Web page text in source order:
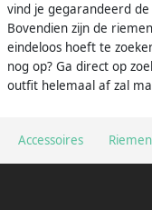
Accessoires Riemen
vind je gegarandeerd
Bovendien zijn de
eindeloos hoeft te
nog op? Ga direct op
outfit helemaal af zal